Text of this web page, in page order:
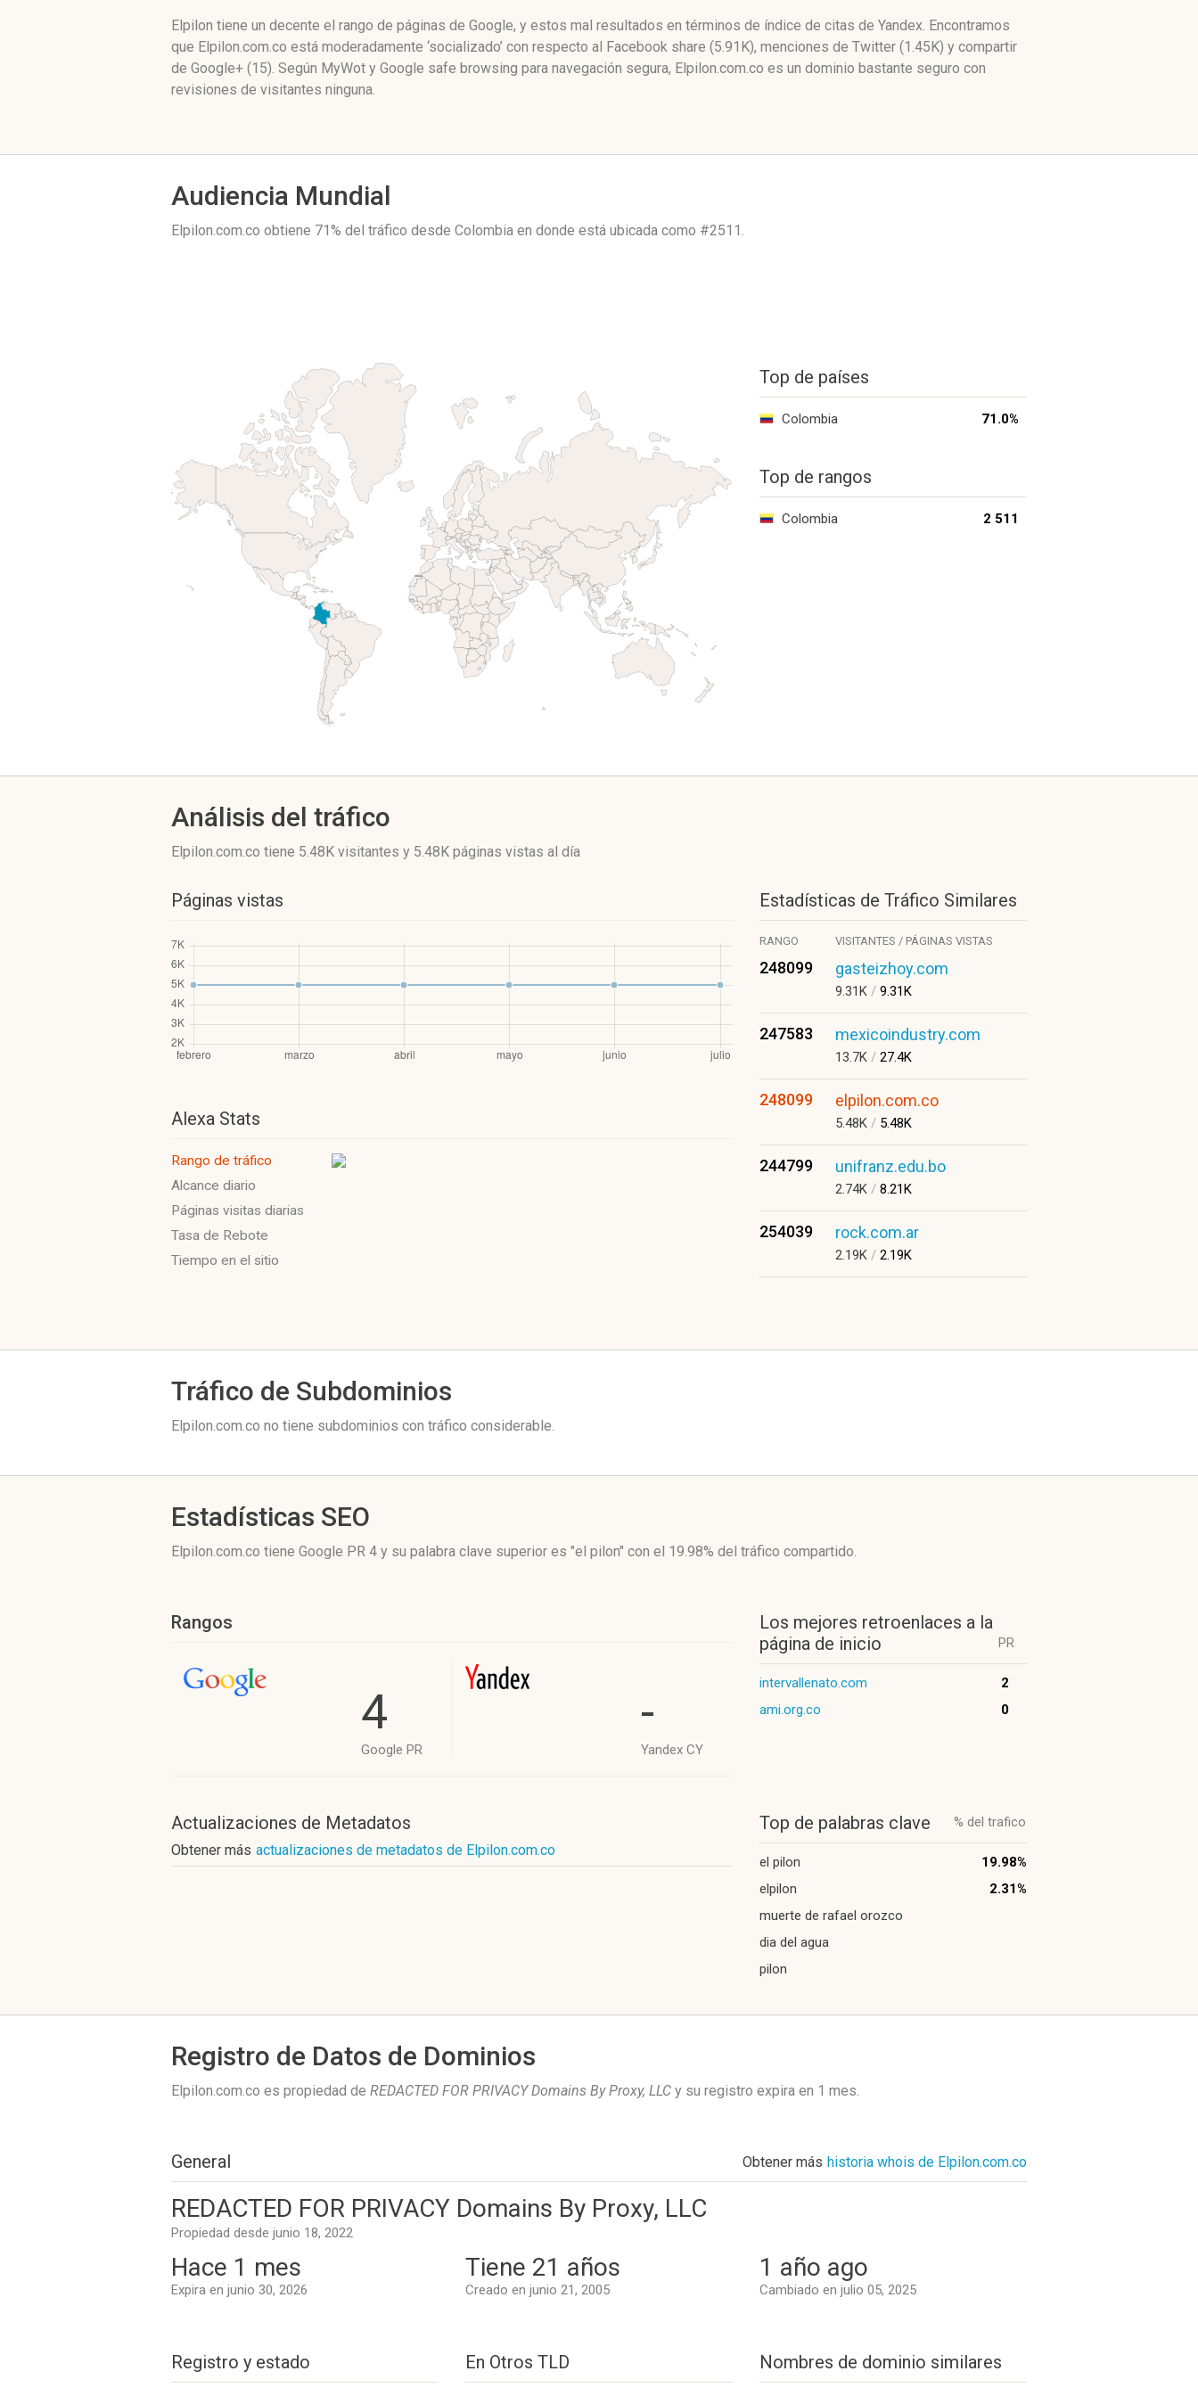
Elpilon tiene un decente el rango de páginas de Google, y estos mal resultados en términos de índice de citas de Yandex. Encontramos
que Elpilon.com.co está moderadamente ‘socializado’ con respecto al Facebook share (5.91K), menciones de Twitter (1.45K) y compartir
de Google+ (15). Según MyWot y Google safe browsing para navegación segura, Elpilon.com.co es un dominio bastante seguro con
revisiones de visitantes ninguna.
Audiencia Mundial
Elpilon.com.co obtiene 71% del tráfico desde Colombia en donde está ubicada como #2511.
Top de países
Colombia 71.0%
Top de rangos
Colombia 2 511
Análisis del tráfico
Elpilon.com.co tiene 5.48K visitantes y 5.48K páginas vistas al día
Páginas vistas
Alexa Stats
Rango de tráfico
Alcance diario
Páginas visitas diarias
Tasa de Rebote
Tiempo en el sitio
Estadísticas de Tráfico Similares
RANGO VISITANTES / PÁGINAS VISTAS
248099 gasteizhoy.com
9.31K / 9.31K
247583 mexicoindustry.com
13.7K / 27.4K
248099 elpilon.com.co
5.48K / 5.48K
244799 unifranz.edu.bo
2.74K / 8.21K
254039 rock.com.ar
2.19K / 2.19K
Tráfico de Subdominios
Elpilon.com.co no tiene subdominios con tráfico considerable.
Estadísticas SEO
Elpilon.com.co tiene Google PR 4 y su palabra clave superior es "el pilon" con el 19.98% del tráfico compartido.
Rangos
4
Google PR
-
Yandex CY
Actualizaciones de Metadatos
Obtener más actualizaciones de metadatos de Elpilon.com.co
Los mejores retroenlaces a la
página de inicio
PR
intervallenato.com
2
ami.org.co
0
Top de palabras clave % del trafico
el pilon
19.98%
elpilon
2.31%
muerte de rafael orozco
dia del agua
pilon
Registro de Datos de Dominios
Elpilon.com.co es propiedad de REDACTED FOR PRIVACY Domains By Proxy, LLC y su registro expira en 1 mes.
General Obtener más historia whois de Elpilon.com.co
REDACTED FOR PRIVACY Domains By Proxy, LLC
Propiedad desde junio 18, 2022
Hace 1 mes
Expira en junio 30, 2026
Tiene 21 años
Creado en junio 21, 2005
1 año ago
Cambiado en julio 05, 2025
Registro y estado En Otros TLD Nombres de dominio similares